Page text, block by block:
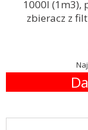
1000l (1m3),
zbieracz z